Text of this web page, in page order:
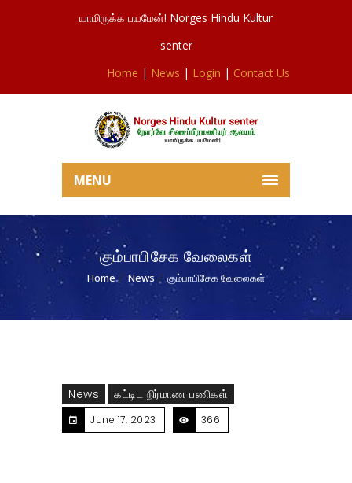
யாமிருக்க பயமேன்! Norges Hindu Kultur
senter
Home | News | Login | Contact Us
MENU
கும்பாபிசேக வேலைகள்
Home News கும்பாபிசேக வேலைகள்
News கட்டிட நிர்மாண பணிகள்
June 17, 2023 366